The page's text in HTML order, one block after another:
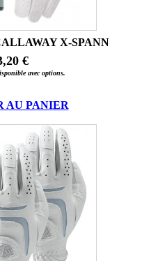
X-SPANN
€
avec options.
AU PANIER